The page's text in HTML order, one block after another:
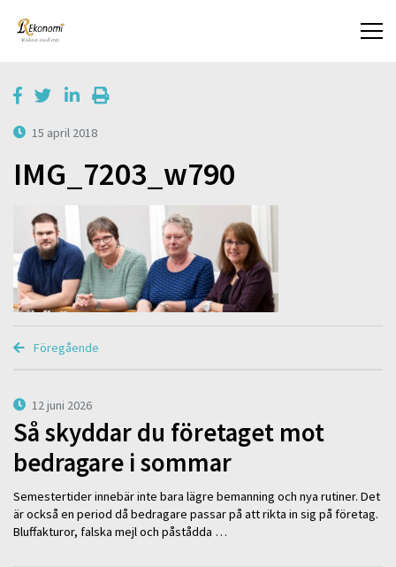
15 april 2018
IMG_7203_w790
Föregående
12 juni 2026
Så skyddar du företaget mot
bedragare i sommar
Semestertider innebär inte bara lägre bemanning och nya rutiner. Det
är också en period då bedragare passar på att rikta in sig på företag.
Bluffakturor, falska mejl och påstådda …